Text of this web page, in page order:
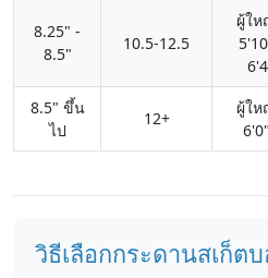
8.25" -
8.5"
10.5-12.5
ผู้ใ
8.5" ขึ้น
ไป
12+
ผู้ใ
วิธีเลือกกระดานสเก็ต